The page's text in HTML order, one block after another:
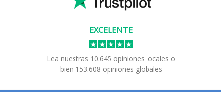
EXCELENTE
Lea nuestras 10.645 opiniones locales o
bien 153.608 opiniones globales